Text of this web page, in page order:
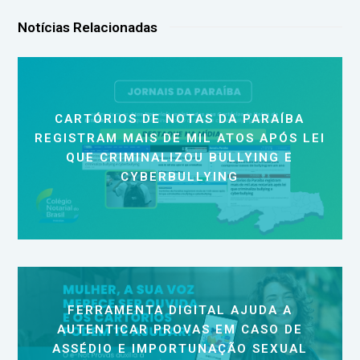
Notícias Relacionadas
CARTÓRIOS DE NOTAS DA PARAÍBA
REGISTRAM MAIS DE MIL ATOS APÓS LEI
QUE CRIMINALIZOU BULLYING E
CYBERBULLYING
FERRAMENTA DIGITAL AJUDA A
AUTENTICAR PROVAS EM CASO DE
ASSÉDIO E IMPORTUNAÇÃO SEXUAL